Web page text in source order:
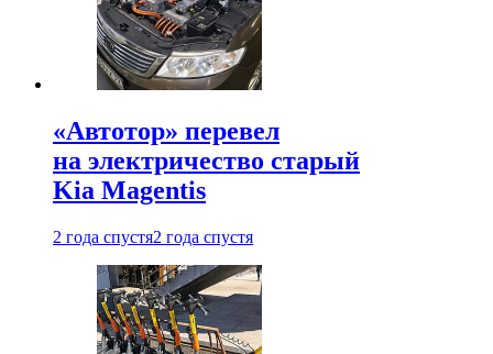
«Автотор» перевел
на электричество старый
Kia Magentis
2 года спустя2 года спустя